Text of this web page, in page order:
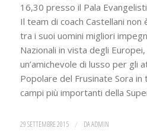
16,30 presso il Pala
Il team di coach Castellani non
tra i suoi uomini migliori
Nazionali in vista degli
un’amichevole di lusso per gli
Popolare del Frusinate Sora
campi più importanti della
29 SETTEMBRE 2015 / DAADMIN